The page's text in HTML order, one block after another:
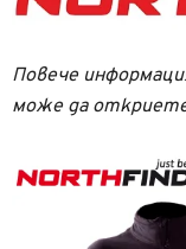
Повече
може да